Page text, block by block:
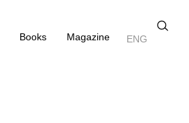
Books Magazine ENG